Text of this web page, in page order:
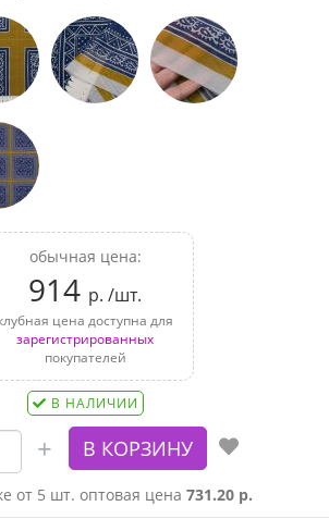
обычная цена:
914 р. /шт.
цена доступна для
зарегистрированных
покупателей
В НАЛИЧИИ
от 5 шт. оптовая цена 731.20 р.